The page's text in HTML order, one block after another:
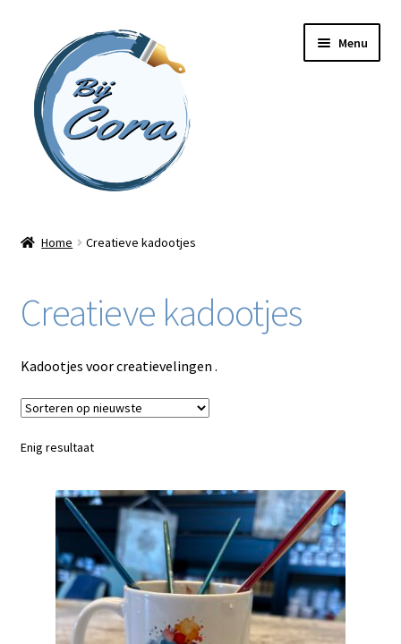
naar
navigatie
inhoud
Menu
Online cursussen
Shop
Blog / DIY / Tutorials
Over mij
Contact
Home Creatieve kadootjes
Creatieve kadootjes
Kadootjes voor creatievelingen .
Enig resultaat